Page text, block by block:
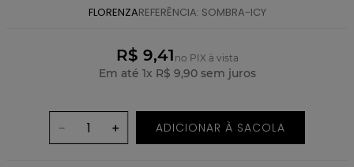
FLORENZAREFERÊNCIA: SOMBRA-ICY
R$ 9,41 no PIX à vista
Em até 1x R$ 9,90sem juros
＋
－ ADICIONAR À SACOLA